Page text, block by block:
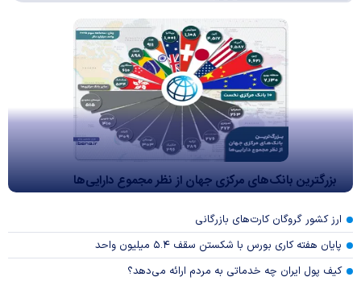
بزرگترین بانک‌های مرکزی جهان از نظر مجموع دارایی‌ها
ارز کشور گروگان کارت‌های بازرگانی
پایان هفته کاری بورس با شکستن سقف ۵.۴ میلیون واحد
کیف پول ایران چه خدماتی به مردم ارائه می‌دهد؟